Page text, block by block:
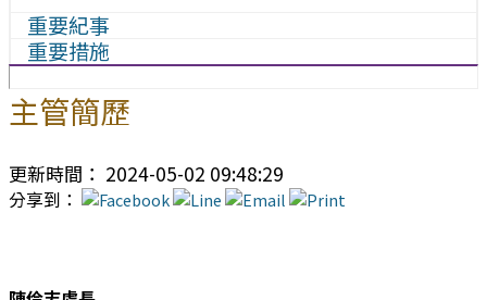
重要紀事
重要措施
主管簡歷
更新時間： 2024-05-02 09:48:29
分享到：